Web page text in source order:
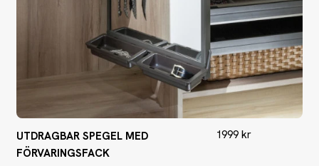
UTDRAGBAR SPEGEL MED
FÖRVARINGSFACK
1999 kr